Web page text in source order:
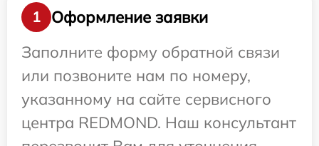
1
Оформление заявки
Заполните форму обратной связи
или позвоните нам по номеру,
указанному на сайте сервисного
центра REDMOND. Наш консультант